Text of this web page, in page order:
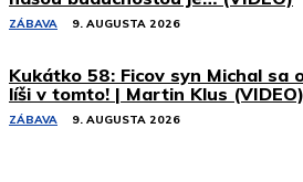
ZÁBAVA 9. AUGUSTA 2026
Kukátko 58: Ficov syn Michal sa
líši v tomto! | Martin Klus (VIDEO)
ZÁBAVA 9. AUGUSTA 2026